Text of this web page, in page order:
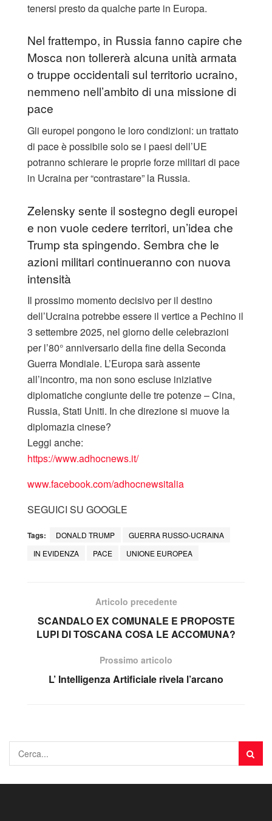
tenersi presto da qualche parte in Europa.
Nel frattempo, in Russia fanno capire che
Mosca non tollererà alcuna unità armata
o truppe occidentali sul territorio ucraino,
nemmeno nell’ambito di una missione di
pace
Gli europei pongono le loro condizioni: un trattato
di pace è possibile solo se i paesi dell’UE
potranno schierare le proprie forze militari di pace
in Ucraina per “contrastare” la Russia.
Zelensky sente il sostegno degli europei
e non vuole cedere territori, un’idea che
Trump sta spingendo. Sembra che le
azioni militari continueranno con nuova
intensità
Il prossimo momento decisivo per il destino
dell’Ucraina potrebbe essere il vertice a Pechino il
3 settembre 2025, nel giorno delle celebrazioni
per l’80° anniversario della fine della Seconda
Guerra Mondiale. L’Europa sarà assente
all’incontro, ma non sono escluse iniziative
diplomatiche congiunte delle tre potenze – Cina,
Russia, Stati Uniti. In che direzione si muove la
diplomazia cinese?
Leggi anche:
https://www.adhocnews.it/
www.facebook.com/adhocnewsitalia
SEGUICI SU GOOGLE
Tags: DONALD TRUMP
GUERRA RUSSO-UCRAINA
IN EVIDENZA
PACE UNIONE EUROPEA
Articolo precedente
SCANDALO EX COMUNALE E PROPOSTE
LUPI DI TOSCANA COSA LE ACCOMUNA?
Prossimo articolo
L’ Intelligenza Artificiale rivela l’arcano